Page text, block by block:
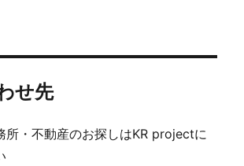
せ先
所・不動産のお探しはKR projectに